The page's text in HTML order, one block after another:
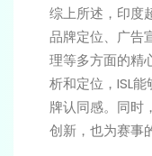
综上所述，印度
品牌定位、广告
理等多方面的精
析和定位，ISL
牌认同感。同时
创新，也为赛事